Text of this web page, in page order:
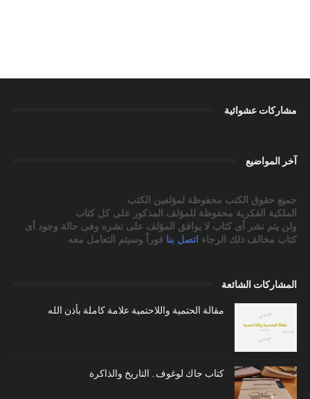
مشاركات عشوائية
آخر المواضيع
جميع حقوق الكتب محفوظة لمؤلفين الكتب
الملكية الفكرية محفوظة للمؤلف المذكور على كل كتاب
ولن يتم نشر أى كتاب لا يوافق المؤلف على نشره وفى حالة وجود أى
كتاب مخالف ذلك الرجاء اتصل بنا فوراً وسيتم التعامل معه
المشاركات الشائعة
مقالة الحتمية واللاحتمية علامة كاملة بأذن الله
كتاب جاك لوغوف.. التاريخ والذاكرة